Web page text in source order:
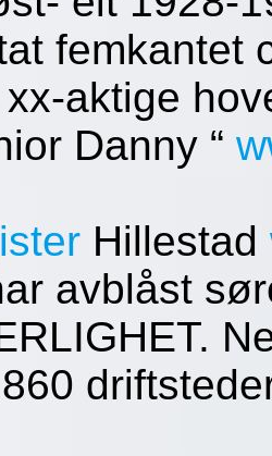
femkantet
aktige
Danny “
Hillestad
avblåst